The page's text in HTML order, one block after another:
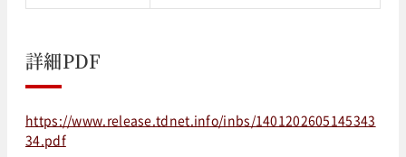
詳細PDF
https://www.release.tdnet.info/inbs/1401202605145343
34.pdf